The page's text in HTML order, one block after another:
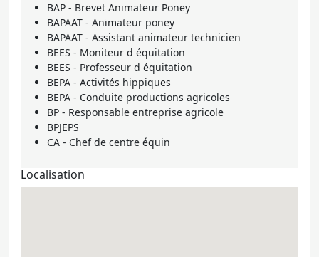
BAP - Brevet Animateur Poney
BAPAAT - Animateur poney
BAPAAT - Assistant animateur technicien
BEES - Moniteur d équitation
BEES - Professeur d équitation
BEPA - Activités hippiques
BEPA - Conduite productions agricoles
BP - Responsable entreprise agricole
BPJEPS
CA - Chef de centre équin
Localisation